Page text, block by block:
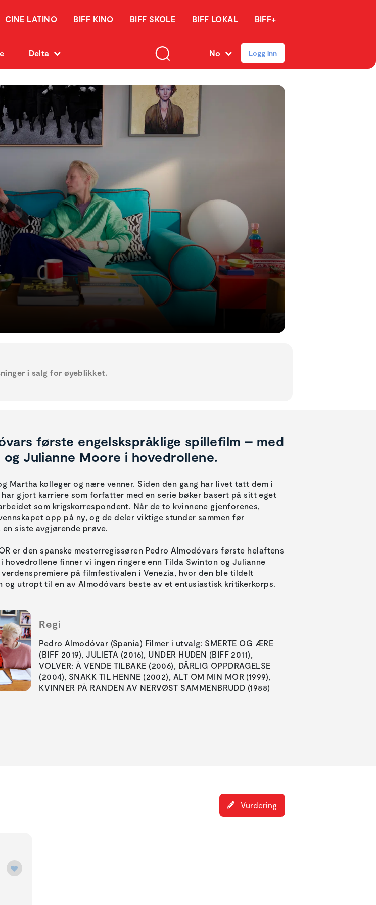
CINE LATINO BIFF KINO BIFF SKOLE BIFF LOKAL BIFF+
Delta No Logg inn
i salg for øyeblikket.
første engelskspråklige spillefilm – med
og Julianne Moore i hovedrollene.
Martha kolleger og nære venner. Siden den gang har livet tatt dem i
har gjort karriere som forfatter med en serie bøker basert på sitt eget
som krigskorrespondent. Når de to kvinnene gjenforenes,
opp på ny, og de deler viktige stunder sammen før
siste avgjørende prøve.
er den spanske mesterregissøren Pedro Almodóvars første helaftens
hovedrollene finner vi ingen ringere enn Tilda Swinton og Julianne
verdenspremiere på filmfestivalen i Venezia, hvor den ble tildelt
og utropt til en av Almodóvars beste av et entusiastisk kritikerkorps.
Regi
Pedro Almodóvar (Spania) Filmer i utvalg: SMERTE OG ÆRE
(BIFF 2019), JULIETA (2016), UNDER HUDEN (BIFF 2011),
VOLVER: Å VENDE TILBAKE (2006), DÅRLIG OPPDRAGELSE
(2004), SNAKK TIL HENNE (2002), ALT OM MIN MOR (1999),
KVINNER PÅ RANDEN AV NERVØST SAMMENBRUDD (1988)
Vurdering